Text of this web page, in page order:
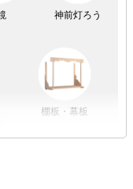
神前灯ろう
棚板・幕板